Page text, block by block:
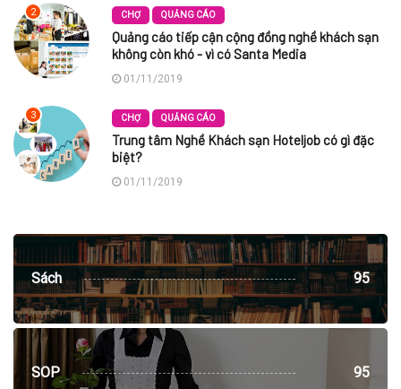
2 CHỢ QUẢNG CÁO
Quảng cáo tiếp cận cộng đồng nghề khách sạn
không còn khó - vì có Santa Media
01/11/2019
3 CHỢ QUẢNG CÁO
Trung tâm Nghề Khách sạn Hoteljob có gì đặc
biệt?
01/11/2019
Sách 95
SOP 95